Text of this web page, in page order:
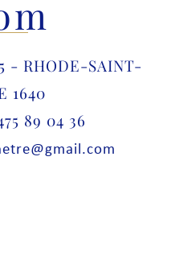
- RHODE-SAINT-
1640
89 04 36